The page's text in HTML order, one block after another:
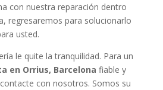
con nuestra reparación dentro
regresaremos para solucionarlo
usted.
le quite la tranquilidad. Para un
en Orrius, Barcelona fiable y
con nosotros. Somos su